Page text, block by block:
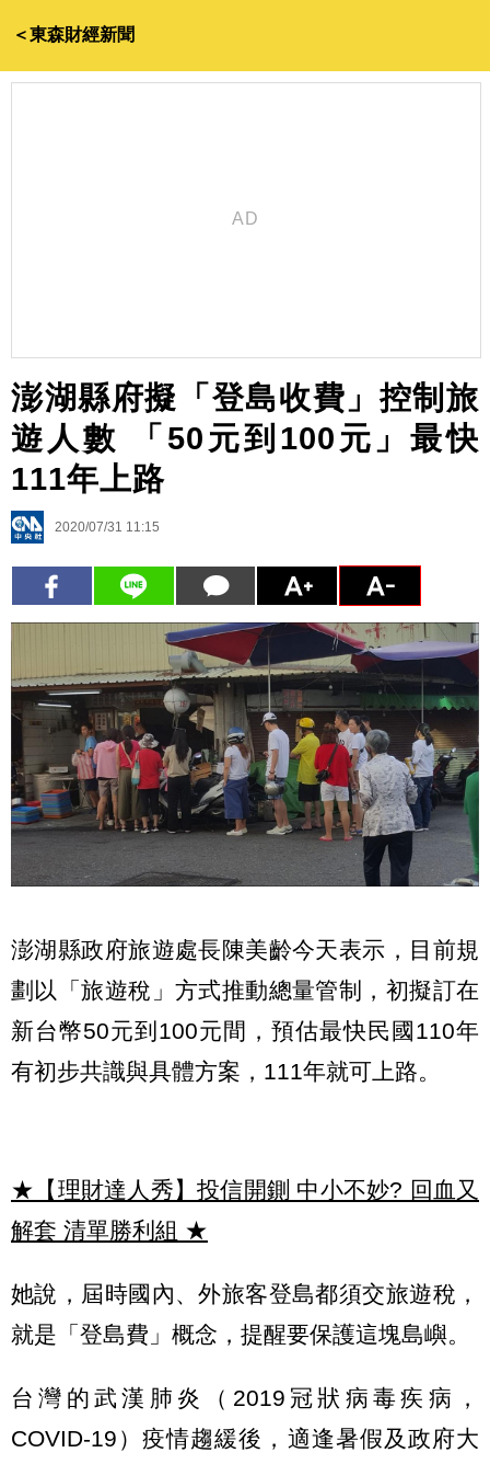
＜東森財經新聞
澎湖縣府擬「登島收費」控制旅
遊人數 「50元到100元」最快
111年上路
2020/07/31 11:15
澎湖縣政府旅遊處長陳美齡今天表示，目前規
劃以「旅遊稅」方式推動總量管制，初擬訂在
新台幣50元到100元間，預估最快民國110年
有初步共識與具體方案，111年就可上路。
★【理財達人秀】投信開鍘 中小不妙? 回血又
解套 清單勝利組 ★
她說，屆時國內、外旅客登島都須交旅遊稅，
就是「登島費」概念，提醒要保護這塊島嶼。
台灣的武漢肺炎（2019冠狀病毒疾病，
COVID-19）疫情趨緩後，適逢暑假及政府大